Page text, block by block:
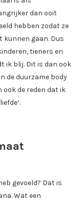
dan ooit
hebben zodat ze
kunnen gaan. Dus
tieners en
ik blij. Dit is dan ook
de duurzame body
de reden dat ik
gevoeld? Dat is
Wat een